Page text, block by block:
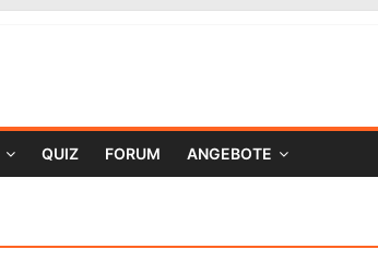
QUIZ FORUM ANGEBOTE